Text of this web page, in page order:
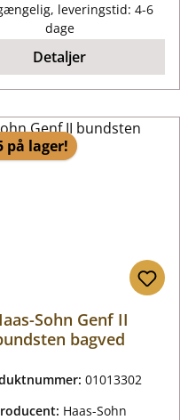
leveringstid: 4-6
dage
Detaljer
på lager!
Sohn Genf II
bagved
01013302
Haas-Sohn